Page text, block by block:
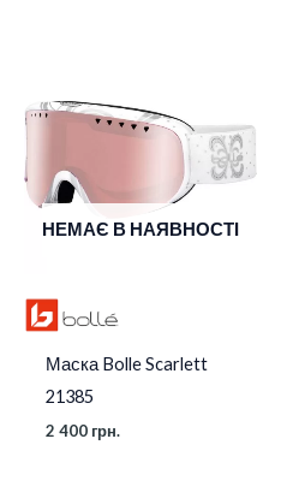
НЕМАЄ В НАЯВНОСТІ
Маска Bolle Scarlett
21385
2 400 грн.